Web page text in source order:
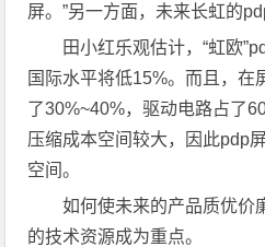
屏。”另一方面，未来长虹的
田小红乐观估计，“虹欧
国际水平将低15%。而且，在
了30%~40%，驱动电路占了
压缩成本空间较大，因此pdp
空间。
如何使未来的产品质优价
的技术资源成为重点。